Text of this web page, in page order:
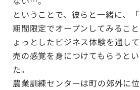
ということで、彼らと一緒に、
期間限定でオープンしてみるこ
ょっとしたビジネス体験を通し
売の感覚を身につけてもらうと
た。
農業訓練センターは町の郊外に